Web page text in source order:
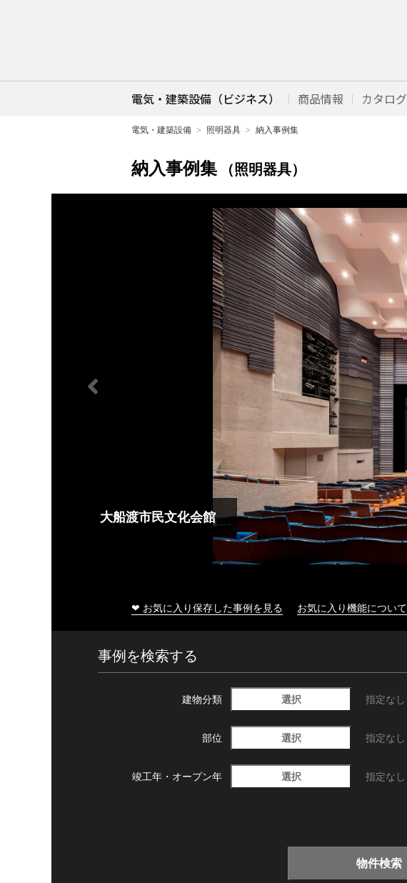
電気・建築設備（ビジネス） 商品情報 カタログ
電気・建築設備 照明器具 納入事例集
納入事例集 （照明器具）
大船渡市民文化会館
❤ お気に入り保存した事例を見る お気に入り機能について
事例を検索する
建物分類 選択 指定なし
部位 選択 指定なし
竣工年・ オープン年 選択 指定なし
物件検索